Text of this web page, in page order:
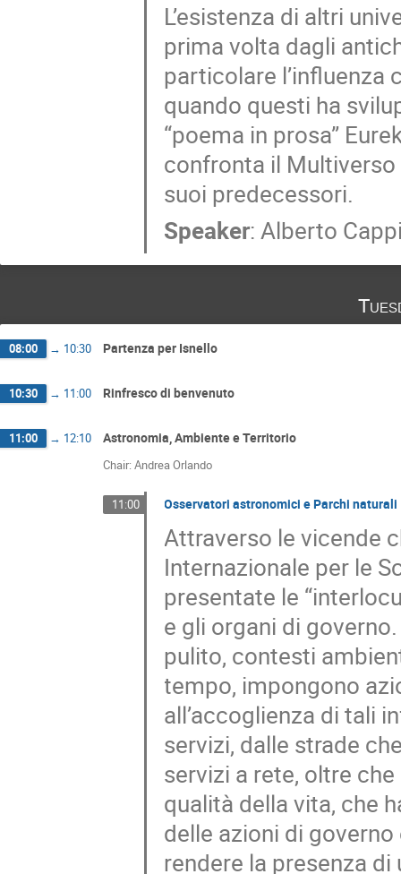
L’esistenza di altri
prima volta dagli
particolare l’influenza
quando questi ha
“poema in prosa”
confronta il
suoi predecessori.
Speaker:Alberto
08:00 → 10:30 Partenza per Isnello
10:30 → 11:00 Rinfresco di benvenuto
11:00 → 12:10 Astronomia, Ambiente e Territorio
Chair: Andrea Orlando
11:00 Osservatori astronomici e Parchi naturali
Attraverso le vicende
Internazionale per le
presentate le
e gli organi di
pulito, contesti
tempo, impongono
all’accoglienza di tali
servizi, dalle strade
servizi a rete, oltre
qualità della vita, che
delle azioni di
rendere la presenza